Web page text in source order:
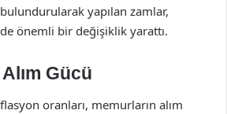
yapılan zamlar,
önemli bir değişiklik yarattı.
Gücü
oranları, memurların alım